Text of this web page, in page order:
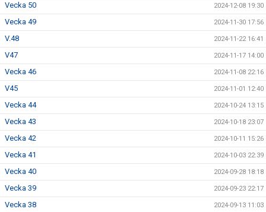
Vecka 50 2024-12-08 19:30
Vecka 49 2024-11-30 17:56
V.48 2024-11-22 16:41
V47 2024-11-17 14:00
Vecka 46 2024-11-08 22:16
V45 2024-11-01 12:40
Vecka 44 2024-10-24 13:15
Vecka 43 2024-10-18 23:07
Vecka 42 2024-10-11 15:26
Vecka 41 2024-10-03 22:39
Vecka 40 2024-09-28 18:18
Vecka 39 2024-09-23 22:17
Vecka 38 2024-09-13 11:03